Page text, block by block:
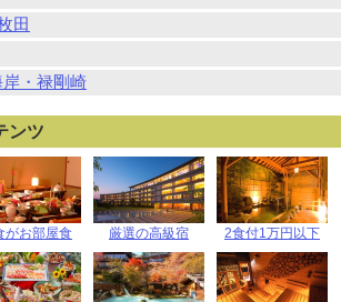
田
・禄剛崎
ンツ
がお部屋食 厳選の高級宿 2食付1万円以下